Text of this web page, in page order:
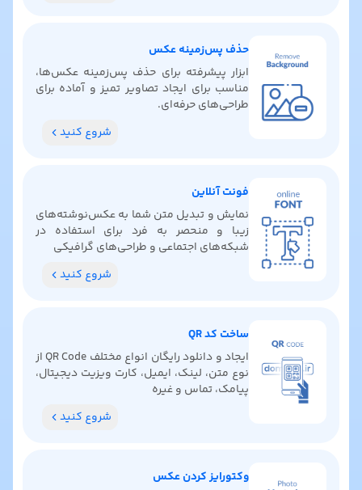
حذف پس‌زمینه عکس
ابزار پیشرفته برای حذف پس‌زمینه عکس‌ها،
مناسب برای ایجاد تصاویر تمیز و آماده برای
طراحی‌های حرفه‌ای.
شروع کنید
فونت آنلاین
نمایش و تبدیل متن شما به عکس‌نوشته‌های
زیبا و منحصر به فرد برای استفاده در
شبکه‌های اجتماعی و طراحی‌های گرافیکی
شروع کنید
ساخت کد QR
ایجاد و دانلود رایگان انواع مختلف QR Code از
نوع متن، لینک، ایمیل، کارت ویزیت دیجیتال،
پیامک، تماس و غیره
شروع کنید
وکتورایز کردن عکس